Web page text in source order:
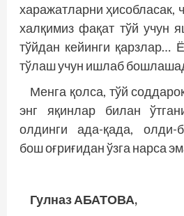
харажатларни ҳисобласак,
халқимиз фақат тўй учун
тўйдан кейинги қарзлар…
тўлаш учун ишлаб
Менга қолса, тўй
энг яқинлар билан
олдинги ада-қада, олди-
бош оғриғидан ўзга нарса
Гулназ АБАТОВА,